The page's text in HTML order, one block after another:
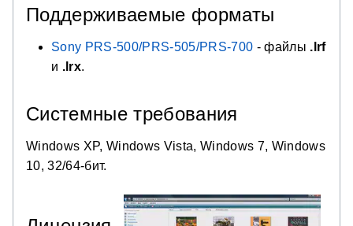
Поддерживаемые форматы
Sony PRS-500/PRS-505/PRS-700 - файлы .lrf
и .lrx.
Системные требования
Windows XP, Windows Vista, Windows 7, Windows
10, 32/64-бит.